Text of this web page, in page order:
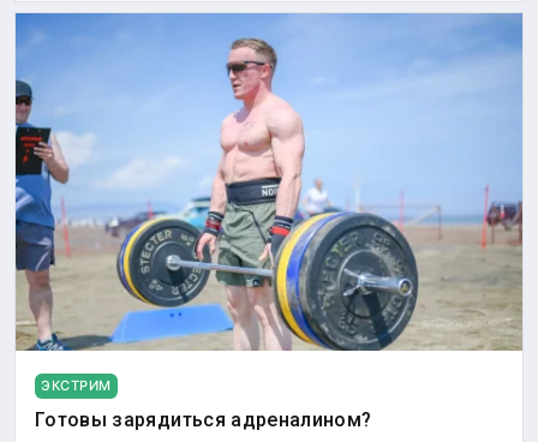
ЭКСТРИМ
Готовы зарядиться адреналином?